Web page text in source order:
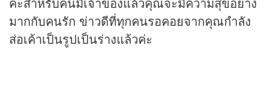
มากกับคนรัก ข่าวดีที่ทุกคนรอคอยจากคุณกำลัง
ส่อเค้าเป็นรูปเป็นร่างแล้วค่ะ